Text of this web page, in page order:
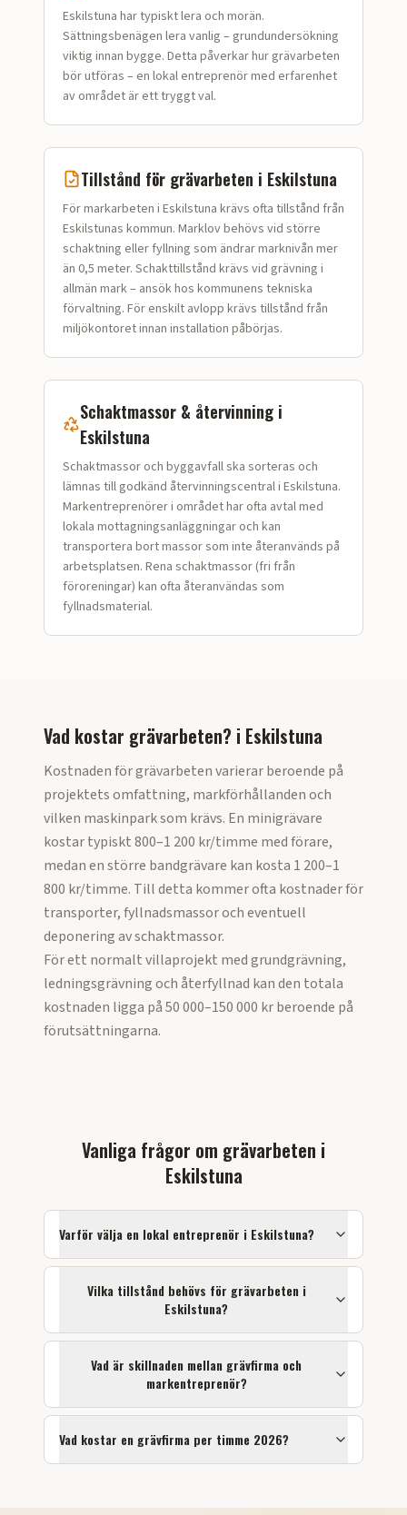
Eskilstuna har typisktlera och morän.
Sättningsbenägen lera vanlig – grundundersökning
viktig innan bygge. Detta påverkar hur grävarbeten
bör utföras – en lokal entreprenör med erfarenhet
av området är ett tryggt val.
Tillstånd för grävarbeten i Eskilstuna
För markarbeten i Eskilstuna krävs ofta tillstånd från
Eskilstunas kommun. Marklov behövs vid större
schaktning eller fyllning som ändrar marknivån mer
än 0,5 meter. Schakttillstånd krävs vid grävning i
allmän mark – ansök hos kommunens tekniska
förvaltning. För enskilt avlopp krävs tillstånd från
miljökontoret innan installation påbörjas.
Schaktmassor & återvinning i
Eskilstuna
Schaktmassor och bygg­avfall ska sorteras och
lämnas till godkänd återvinningscentral i Eskilstuna.
Markentreprenörer i området har ofta avtal med
lokala mottagningsanläggningar och kan
transportera bort massor som inte återanvänds på
arbetsplatsen. Rena schaktmassor (fri från
föroreningar) kan ofta återanvändas som
fyllnadsmaterial.
Vad kostar grävarbeten? i Eskilstuna
Kostnaden för grävarbeten varierar beroende på
projektets omfattning, markförhållanden och
vilken maskinpark som krävs. En minigrävare
kostar typiskt 800–1 200 kr/timme med förare,
medan en större bandgrävare kan kosta 1 200–1
800 kr/timme. Till detta kommer ofta kostnader för
transporter, fyllnadsmassor och eventuell
deponering av schaktmassor.
För ett normalt villaprojekt med grundgrävning,
ledningsgrävning och återfyllnad kan den totala
kostnaden ligga på 50 000–150 000 kr beroende på
förutsättningarna.
Vanliga frågor om grävarbeten i
Eskilstuna
Varför välja en lokal entreprenör i Eskilstuna?
Vilka tillstånd behövs för grävarbeten i
Eskilstuna?
Vad är skillnaden mellan grävfirma och
markentreprenör?
Vad kostar en grävfirma per timme 2026?